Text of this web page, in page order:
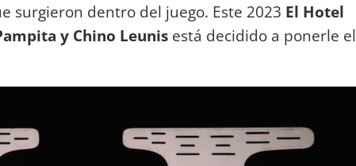
surgieron dentro del juego. Este 2023 El Hotel
y Chino Leunis está decidido a ponerle el